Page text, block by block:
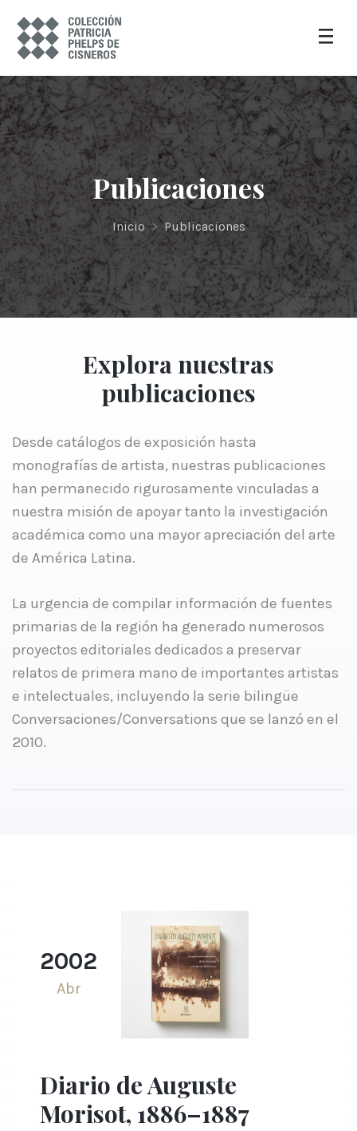
Publicaciones
Inicio > Publicaciones
Explora nuestras
publicaciones
Desde catálogos de exposición hasta
monografías de artista, nuestras publicaciones
han permanecido rigurosamente vinculadas a
nuestra misión de apoyar tanto la investigación
académica como una mayor apreciación del arte
de América Latina.
La urgencia de compilar información de fuentes
primarias de la región ha generado numerosos
proyectos editoriales dedicados a preservar
relatos de primera mano de importantes artistas
e intelectuales, incluyendo la serie bilingüe
Conversaciones/Conversations que se lanzó en el
2010.
2002
Abr
Diario de Auguste
Morisot, 1886–1887